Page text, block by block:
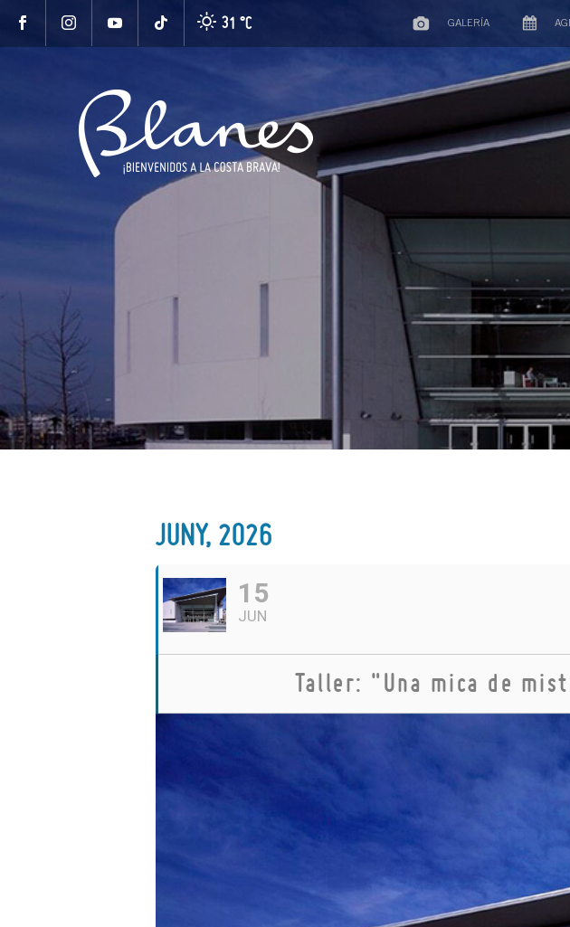
31 °C GALERÍA
JUNY, 2026
15
JUN
Taller: "Una mica de